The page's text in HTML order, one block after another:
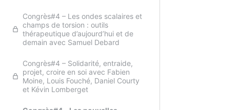
Congrès#4 – Les ondes scalaires et
champs de torsion : outils
thérapeutique d’aujourd’hui et de
demain avec Samuel Debard
Congrès#4 – Solidarité, entraide,
projet, croire en soi avec Fabien
Moine, Louis Fouché, Daniel Courty
et Kévin Lomberget